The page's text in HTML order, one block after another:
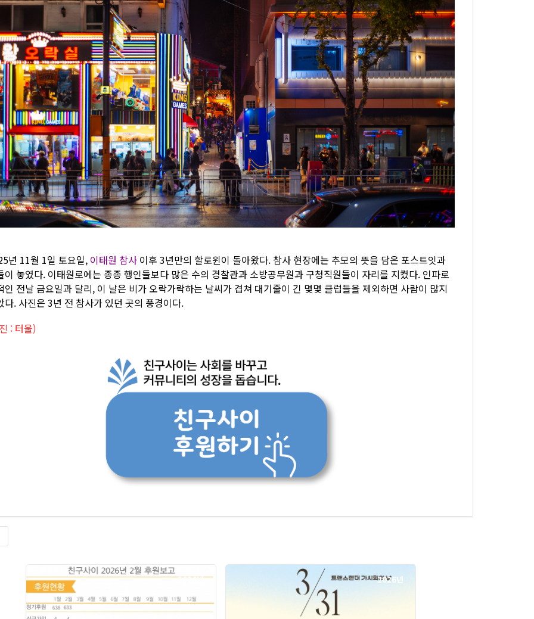
년 11월 1일 토요일, 이태원 참사이후 3년만의 할로윈이 돌아왔다. 참사 현장에는 추모의 뜻을 담은 포스트잇과
이 놓였다. 이태원로에는 종종 행인들보다 많은 수의 경찰관과 소방공무원과 구청직원들이 자리를 지켰다. 인파로
인 전날 금요일과 달리, 이 날은 비가 오락가락하는 날씨가 겹쳐 대기줄이 긴 몇몇 클럽들을 제외하면 사람이 많지
다. 사진은 3년 전 참사가 있던 곳의 풍경이다.
: 터울)
2026년 2026년